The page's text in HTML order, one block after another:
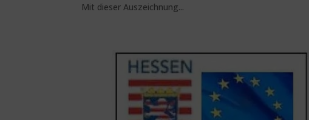
Mit dieser Auszeichnung...